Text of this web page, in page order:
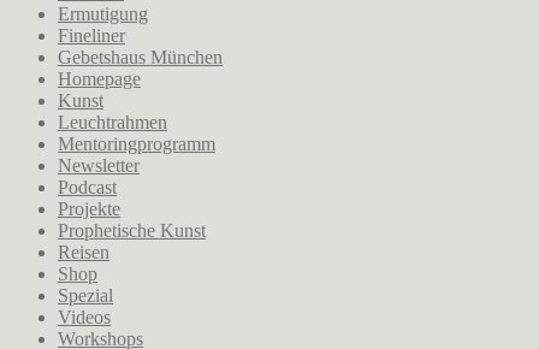
Ermutigung
Fineliner
Gebetshaus München
Homepage
Kunst
Leuchtrahmen
Mentoringprogramm
Newsletter
Podcast
Projekte
Prophetische Kunst
Reisen
Shop
Spezial
Videos
Workshops